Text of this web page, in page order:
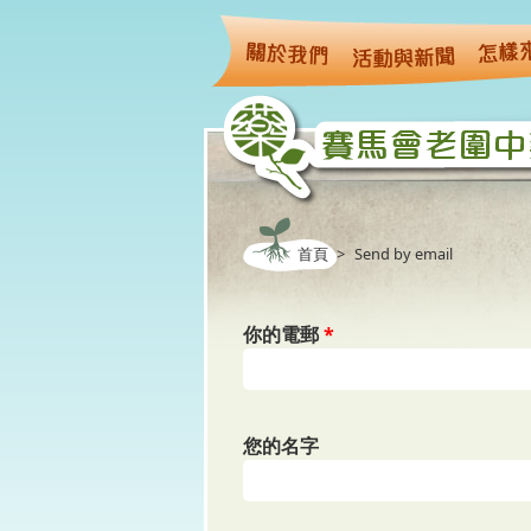
首頁 > Send by email
你的電郵*
您的名字